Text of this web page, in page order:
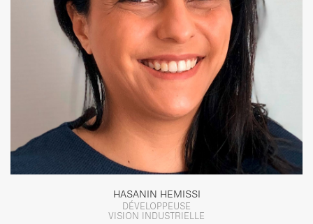
HASANIN HEMISSI
DÉVELOPPEUSE
VISION INDUSTRIELLE